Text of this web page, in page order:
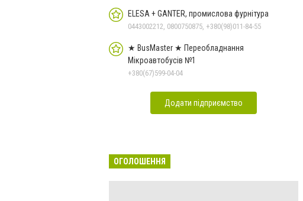
ELESA + GANTER, промислова фурнітура
0443002212, 0800750875, +380(98)011-84-55
★ BusMaster ★ Переобладнання
Мікроавтобусів №1
+380(67)599-04-04
Додати підприємство
ОГОЛОШЕННЯ